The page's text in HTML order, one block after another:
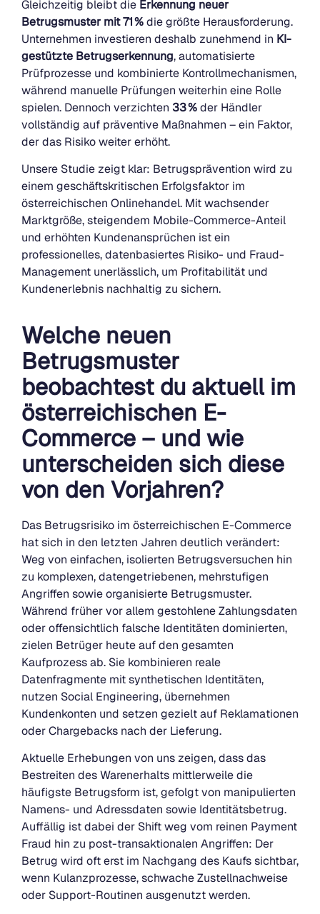
Gleichzeitig bleibt die Erkennung neuer
Betrugsmuster mit 71 %die größte Herausforderung.
Unternehmen investieren deshalb zunehmend in KI-
gestützte Betrugserkennung, automatisierte
Prüfprozesse und kombinierte Kontrollmechanismen,
während manuelle Prüfungen weiterhin eine Rolle
spielen. Dennoch verzichten 33 %der Händler
vollständig auf präventive Maßnahmen – ein Faktor,
der das Risiko weiter erhöht.
Unsere Studie zeigt klar: Betrugsprävention wird zu
einem geschäftskritischen Erfolgsfaktor im
österreichischen Onlinehandel. Mit wachsender
Marktgröße, steigendem Mobile-Commerce-Anteil
und erhöhten Kundenansprüchen ist ein
professionelles, datenbasiertes Risiko- und Fraud-
Management unerlässlich, um Profitabilität und
Kundenerlebnis nachhaltig zu sichern.
Welche neuen
Betrugsmuster
beobachtest du aktuell im
österreichischen E-
Commerce – und wie
unterscheiden sich diese
von den Vorjahren?
Das Betrugsrisiko im österreichischen E-Commerce
hat sich in den letzten Jahren deutlich verändert:
Weg von einfachen, isolierten Betrugsversuchen hin
zu komplexen, datengetriebenen, mehrstufigen
Angriffen sowie organisierte Betrugsmuster.
Während früher vor allem gestohlene Zahlungsdaten
oder offensichtlich falsche Identitäten dominierten,
zielen Betrüger heute auf den gesamten
Kaufprozess ab. Sie kombinieren reale
Datenfragmente mit synthetischen Identitäten,
nutzen Social Engineering, übernehmen
Kundenkonten und setzen gezielt auf Reklamationen
oder Chargebacks nach der Lieferung.
Aktuelle Erhebungen von uns zeigen, dass das
Bestreiten des Warenerhalts mittlerweile die
häufigste Betrugsform ist, gefolgt von manipulierten
Namens- und Adressdaten sowie Identitätsbetrug.
Auffällig ist dabei der Shift weg vom reinen Payment
Fraud hin zu post-transaktionalen Angriffen: Der
Betrug wird oft erst im Nachgang des Kaufs sichtbar,
wenn Kulanzprozesse, schwache Zustellnachweise
oder Support-Routinen ausgenutzt werden.